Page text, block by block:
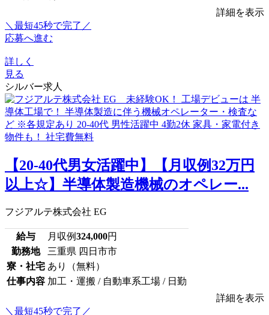
詳細を表示
＼最短45秒で完了／
応募へ進む
詳しく
見る
シルバー求人
【20-40代男女活躍中】【月収例32万円
以上☆】半導体製造機械のオペレー...
フジアルテ株式会社 EG
給与 月収例324,000円
勤務地
三重県 四日市市
寮・社宅 あり（無料）
仕事内容 加工・運搬 / 自動車系工場 / 日勤
詳細を表示
＼最短45秒で完了／